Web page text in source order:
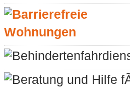
Barrierefreie
Wohnungen
Beratung und Hilfe